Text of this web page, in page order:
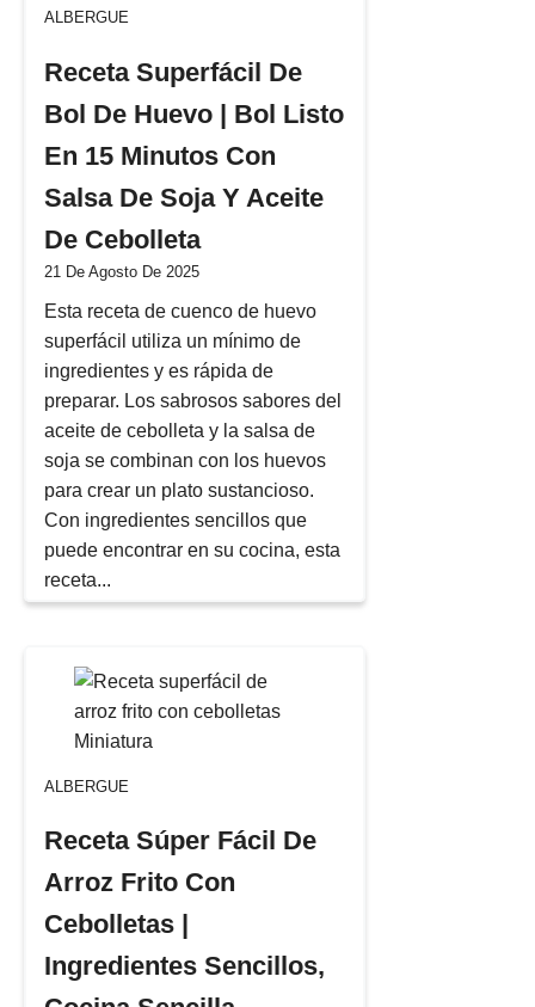
ALBERGUE
Receta Superfácil De
Bol De Huevo | Bol Listo
En 15 Minutos Con
Salsa De Soja Y Aceite
De Cebolleta
21 De Agosto De 2025
Esta receta de cuenco de huevo
superfácil utiliza un mínimo de
ingredientes y es rápida de
preparar. Los sabrosos sabores del
aceite de cebolleta y la salsa de
soja se combinan con los huevos
para crear un plato sustancioso.
Con ingredientes sencillos que
puede encontrar en su cocina, esta
receta...
ALBERGUE
Receta Súper Fácil De
Arroz Frito Con
Cebolletas |
Ingredientes Sencillos,